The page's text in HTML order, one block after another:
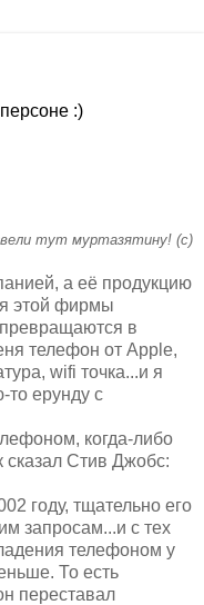
:)
тут муртазятину! (с)
а её продукцию
этой фирмы
в
телефон от Apple,
wifi точка...и я
то ерунду с
когда-либо
сказал Стив Джобс:
году, тщательно его
запросам...и с тех
телефоном у
То есть
переставал